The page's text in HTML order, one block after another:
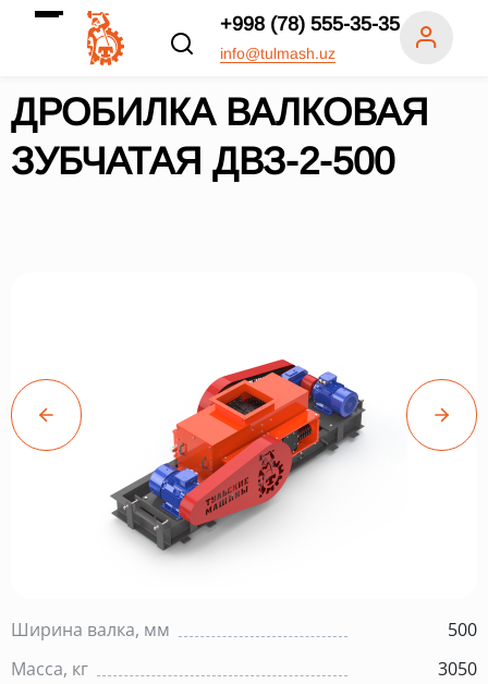
+998 (78) 555-35-35
info@tulmash.uz
ДРОБИЛКА ВАЛКОВАЯ
ЗУБЧАТАЯ ДВЗ-2-500
Ширина валка, мм
500
Масса, кг
3050